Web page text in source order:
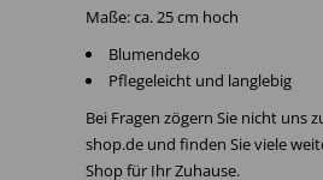
Maße: ca. 25 cm hoch
Blumendeko
Pflegeleicht und langlebig
Bei Fragen zögern Sie nicht uns
shop.de und finden Sie viele
Shop für Ihr Zuhause.